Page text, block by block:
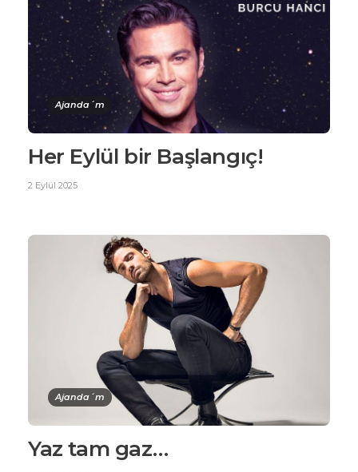
Ajanda´m
Her Eylül bir Başlangıç!
2 Eylül 2025
Ajanda´m
Yaz tam gaz…